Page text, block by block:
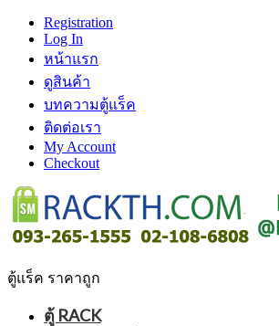
Registration
Log In
หน้าแรก
ดูสินค้า
บทความตู้แร็ค
ติดต่อเรา
My Account
Checkout
ตู้แร็ค ราคาถูก
ตู้ RACK